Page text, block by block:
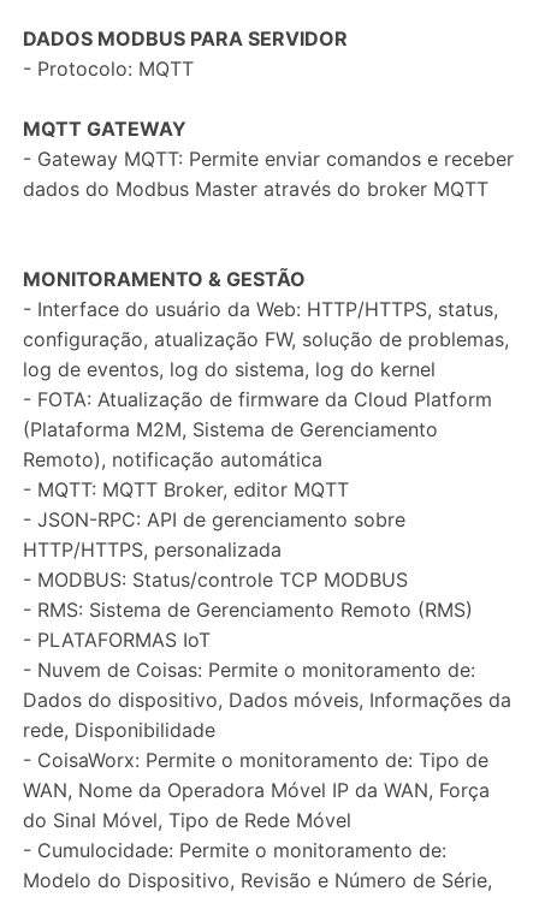
DADOS MODBUS PARA SERVIDOR
- Protocolo: MQTT
MQTT GATEWAY
- Gateway MQTT: Permite enviar comandos e receber
dados do Modbus Master através do broker MQTT
MONITORAMENTO & GESTÃO
- Interface do usuário da Web: HTTP/HTTPS, status,
configuração, atualização FW, solução de problemas,
log de eventos, log do sistema, log do kernel
- FOTA: Atualização de firmware da Cloud Platform
(Plataforma M2M, Sistema de Gerenciamento
Remoto), notificação automática
- MQTT: MQTT Broker, editor MQTT
- JSON-RPC: API de gerenciamento sobre
HTTP/HTTPS, personalizada
- MODBUS: Status/controle TCP MODBUS
- RMS: Sistema de Gerenciamento Remoto (RMS)
- PLATAFORMAS IoT
- Nuvem de Coisas: Permite o monitoramento de:
Dados do dispositivo, Dados móveis, Informações da
rede, Disponibilidade
- CoisaWorx: Permite o monitoramento de: Tipo de
WAN, Nome da Operadora Móvel IP da WAN, Força
do Sinal Móvel, Tipo de Rede Móvel
- Cumulocidade: Permite o monitoramento de:
Modelo do Dispositivo, Revisão e Número de Série,